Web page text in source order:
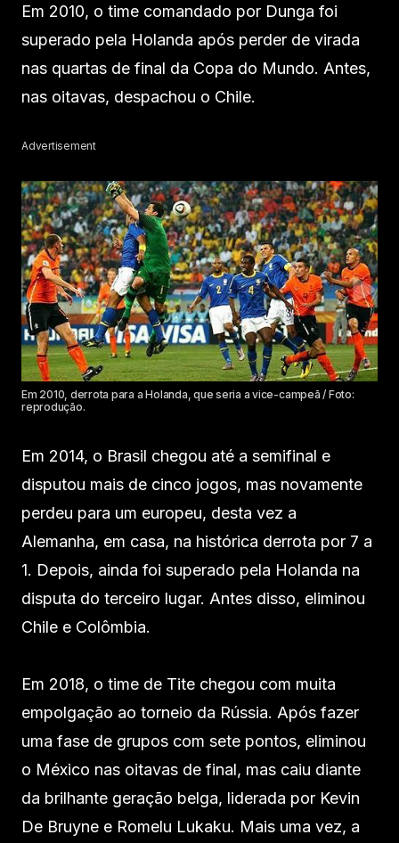
Em 2010, o time comandado por Dunga foi
superado pela Holanda após perder de virada
nas quartas de final da Copa do Mundo. Antes,
nas oitavas, despachou o Chile.
Advertisement
Em 2010, derrota para a Holanda, que seria a vice-campeã / Foto:
reprodução.
Em 2014, o Brasil chegou até a semifinal e
disputou mais de cinco jogos, mas novamente
perdeu para um europeu, desta vez a
Alemanha, em casa, na histórica derrota por 7 a
1. Depois, ainda foi superado pela Holanda na
disputa do terceiro lugar. Antes disso, eliminou
Chile e Colômbia.
Em 2018, o time de Tite chegou com muita
empolgação ao torneio da Rússia. Após fazer
uma fase de grupos com sete pontos, eliminou
o México nas oitavas de final, mas caiu diante
da brilhante geração belga, liderada por Kevin
De Bruyne e Romelu Lukaku. Mais uma vez, a